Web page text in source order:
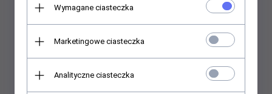
International Paper
Kwidzyn
Wymagane ciasteczka
Marketingowe ciasteczka
Analityczne ciasteczka